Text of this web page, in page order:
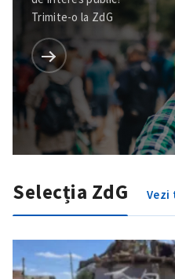
Trimite-o la ZdG
Selecția ZdG Vezi